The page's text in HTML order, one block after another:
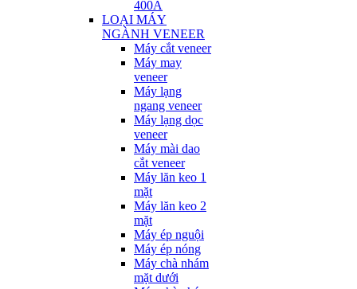
400A
LOẠI MÁY
NGÀNH VENEER
Máy cắt veneer
Máy may
veneer
Máy lạng
ngang veneer
Máy lạng dọc
veneer
Máy mài dao
cắt veneer
Máy lăn keo 1
mặt
Máy lăn keo 2
mặt
Máy ép nguội
Máy ép nóng
Máy chà nhám
mặt dưới